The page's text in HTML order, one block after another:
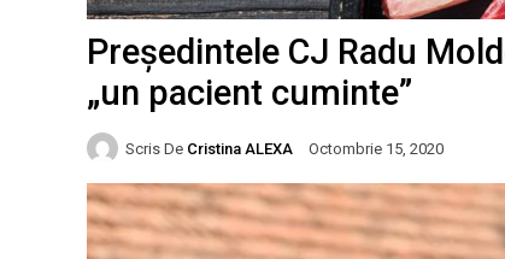
Președintele CJ Radu
„un pacient cuminte”
Scris De Cristina ALEXA Octombrie 15, 2020